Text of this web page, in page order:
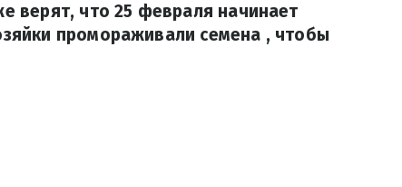
верят, что 25 февраля начинает
промораживали семена , чтобы